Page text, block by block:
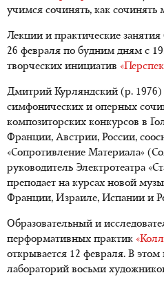
учимся сочинять, как сочинять
Лекции и практические занятия
26 февраля по будним дням с
творческих инициатив
Дмитрий Курляндский (р.
симфонических и оперных
композиторских конкурсов в
Франции, Австрии, России,
«Сопротивление Материала»
руководитель Электротеатра
преподает на курсах новой
Франции, Израиле, Испании и
Образовательный и
перформативных практик
открывается 12 февраля. В этом
лабораторий восьми